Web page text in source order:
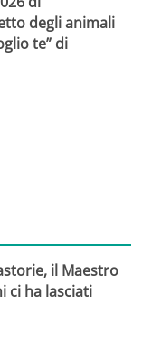
degli animali
te” di
il Maestro
ci ha lasciati